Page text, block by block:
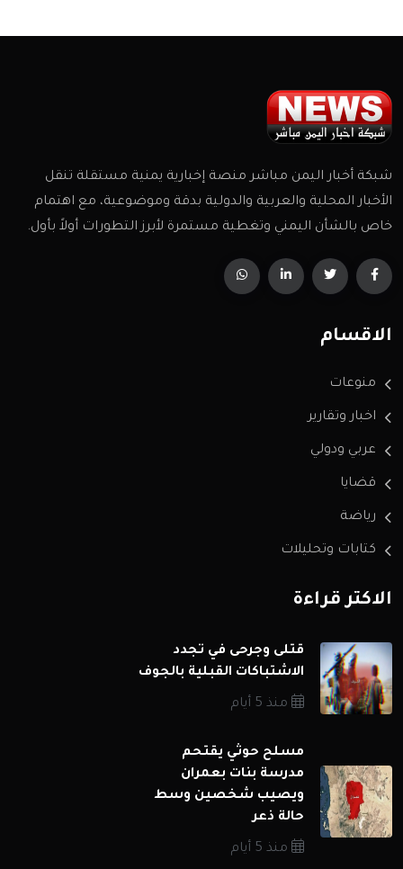
شبكة أخبار اليمن مباشر منصة إخبارية يمنية مستقلة تنقل
الأخبار المحلية والعربية والدولية بدقة وموضوعية، مع اهتمام
خاص بالشأن اليمني وتغطية مستمرة لأبرز التطورات أولاً بأول.
الاقسام
منوعات
اخبار وتقارير
عربي ودولي
قضايا
رياضة
كتابات وتحليلات
الاكثر قراءة
قتلى وجرحى في تجدد
الاشتباكات القبلية بالجوف
منذ 5 أيام
مسلح حوثي يقتحم
مدرسة بنات بعمران
ويصيب شخصين وسط
حالة ذعر
منذ 5 أيام